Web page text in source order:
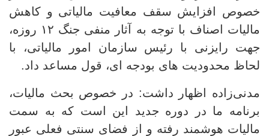
خصوص افزایش سقف معافیت مالیاتی و کاهش
مالیات اصناف با توجه به آثار منفی جنگ ۱۲ روزه،
جهت رایزنی با رئیس سازمان امور مالیاتی، با
لحاظ محدودیت های بودجه ای، قول مساعد داد.
مدنی‌زاده اظهار داشت: در خصوص بحث مالیات،
برنامه ما در دوره جدید این است که به سمت
مالیات هوشمند رفته و از فضای سنتی فعلی عبور